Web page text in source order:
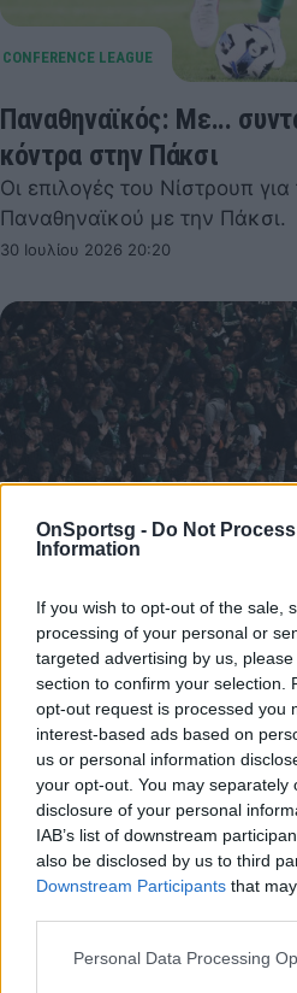
OnSportsg - Do Not
Information
If you wish to opt-out of the sale,
processing of your personal or
targeted advertising by us,
section to confirm your selection.
opt-out request is processed you
interest-based ads based on
us or personal information
your opt-out. You may separately
disclosure of your personal
IAB’s list of downstream
also be disclosed by us to third
Downstream Participants that
Personal Data Processing
Παναθηναϊκός: Με...
κόντρα στην Πάκσι
Οι επιλογές του Νίστρουπ
Παναθηναϊκού με την Πάκσι.
30 Ιουλίου 2026 20:20
Παναθηναϊκός: Οδηγίες
για τη ρεβάνς με την
Η «πράσινη» ΠΑΕ εξέδωσε